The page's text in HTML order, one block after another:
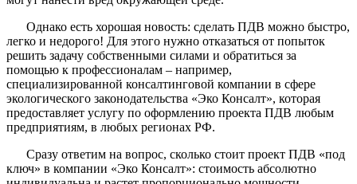
Однако есть хорошая новость: сделать ПДВ можно быстро,
легко и недорого! Для этого нужно отказаться от попыток
решить задачу собственными силами и обратиться за
помощью к профессионалам – например,
специализированной консалтинговой компании в сфере
экологического законодательства «Эко Консалт», которая
предоставляет услугу по оформлению проекта ПДВ любым
предприятиям, в любых регионах РФ.
Сразу ответим на вопрос, сколько стоит проект ПДВ «под
ключ» в компании «Эко Консалт»: стоимость абсолютно